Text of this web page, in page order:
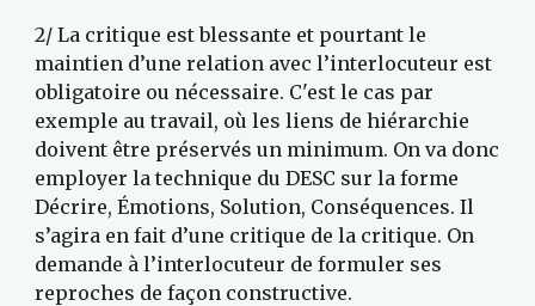
2/ La critique est blessante et pourtant le
maintien d’une relation avec l’interlocuteur est
obligatoire ou nécessaire. C'est le cas par
exemple au travail, où les liens de hiérarchie
doivent être préservés un minimum. On va donc
employer la technique du DESC sur la forme
Décrire, Émotions, Solution, Conséquences. Il
s’agira en fait d’une critique de la critique. On
demande à l’interlocuteur de formuler ses
reproches de façon constructive.